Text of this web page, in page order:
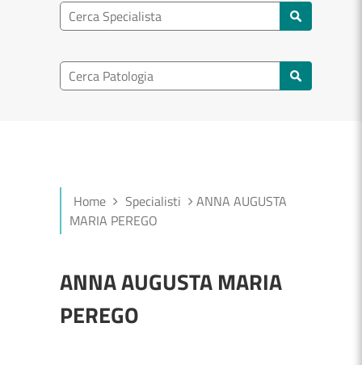
Ricerca specialisti
Ricerca nel patologia
Home Specialisti
ANNA AUGUSTA
MARIA PEREGO
ANNA AUGUSTA MARIA
PEREGO